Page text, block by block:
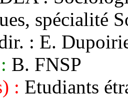
spécialité
: E.
B. FNSP
: Etudiants